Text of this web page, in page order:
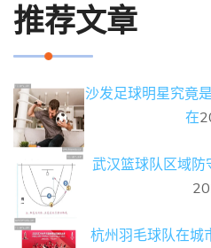
推荐文章
沙发足球明星究竟
在
武汉篮球队区域
杭州羽毛球队在城